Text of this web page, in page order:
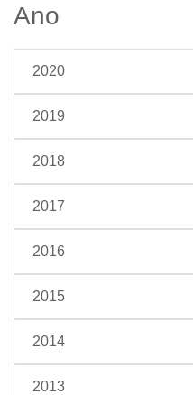
Ano
2020
2019
2018
2017
2016
2015
2014
2013